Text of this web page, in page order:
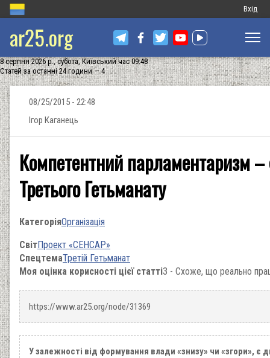
Меню
запису
Вхід
ar25.org
8 серпня 2026 р., субота, Київський час 09:48
Статей за останні 24 години — 4
08/25/2015 - 22:48
Ігор Каганець
Компетентний парламентаризм
Третього Гетьманату
КатегоріяОрганізація
СвітПроект «СЕНСАР»
СпецтемаТретій Гетьманат
Моя оцінка корисності цієї статті3 - Схоже, що реально
https://www.ar25.org/node/31369
У залежності від формування влади «знизу» чи «згори», є